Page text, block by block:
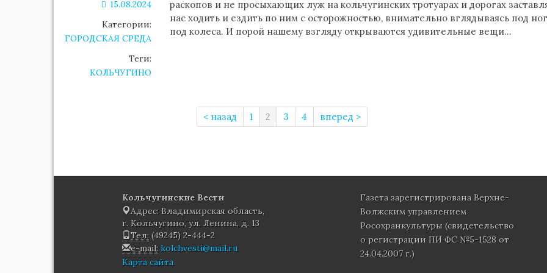
15.08.2024
Категории:
ГОРОДСКАЯ СРЕДА
Теги:
КОЛЬЧУГИНО
раскопов и не просыхающих луж на кольчугинских тротуарах и дорогах
нас ходить и ездить по ним с осторожностью, внимательно вглядываясь под
под колеса. И порой нашему взгляду открываются удивительные вещи…
< назад 1 2 (current)
3 4 вперед >
Кольчугинские Вести
Адрес: Владимирская область,
г. Кольчугино, ул. Ленина, д. 13
Тел: (49245) 2-444-2
e-mail: kolchvesti@mail.ru
Карта сайта
Газета зарегистрирована Верхне-
Волжским управлением
Росохранкультуры (свидетельство
о регистрации ПИ ФС №5-1528 от
24.04.2007 г.)